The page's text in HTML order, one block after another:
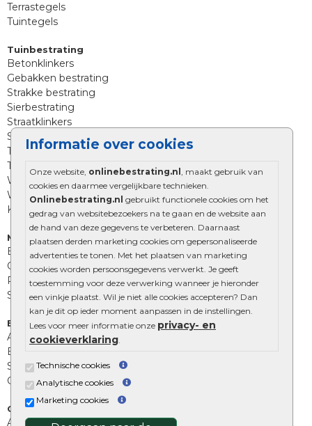
Informatie over cookies
Onze website, onlinebestrating.nl , maakt gebruik van
cookies en daarmee vergelijkbare technieken.
Onlinebestrating.nl gebruikt functionele cookies om het
gedrag van websitebezoekers na te gaan en de website aan
de hand van deze gegevens te verbeteren. Daarnaast
plaatsen derden marketing cookies om gepersonaliseerde
advertenties te tonen. Met het plaatsen van marketing
cookies worden persoonsgegevens verwerkt. Je geeft
toestemming voor deze verwerking wanneer je hieronder
een vinkje plaatst. Wil je niet alle cookies accepteren? Dan
kan je dit op ieder moment aanpassen in de instellingen.
Lees voor meer informatie onze privacy- en
cookieverklaring.
Technische cookies
Analytische cookies
Marketing cookies
Terrastegels
Tuintegels
Tuinbestrating
Betonklinkers
Gebakken bestrating
Strakke bestrating
Sierbestrating
Straatklinkers
Straatstenen
Trommelstenen
Tuinstenen
Waalformaat
Wildverband bestrating
Kingstones
Muurelementen
Betonbielzen
Opsluitbanden
Palissades
Stapelblokken
Extra benodigdheden
Afwatering en diversen
Beplantings en betonelementen
Split, grind en zand
Oprit tegels
Overig
Aanbiedingen